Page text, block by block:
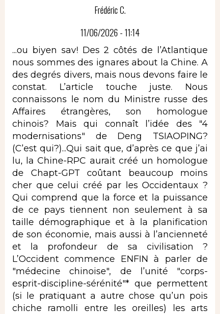
Frédéric C.
11/06/2026 - 11:14
...ou biyen sav! Des 2 côtés de l’Atlantique
nous sommes des ignares about la Chine. A
des degrés divers, mais nous devons faire le
constat. L’article touche juste. Nous
connaissons le nom du Ministre russe des
Affaires étrangères, son homologue
chinois? Mais qui connaît l’idée des "4
modernisations" de Deng TSIAOPING?
(C’est qui?)...Qui sait que, d’après ce que j’ai
lu, la Chine-RPC aurait créé un homologue
de Chapt-GPT coûtant beaucoup moins
cher que celui créé par les Occidentaux ?
Qui comprend que la force et la puissance
de ce pays tiennent non seulement à sa
taille démographique et à la planification
de son économie, mais aussi à l’ancienneté
et la profondeur de sa civilisation ?
L’Occident commence ENFIN à parler de
"médecine chinoise", de l’unité "corps-
esprit-discipline-sérénité"* que permettent
(si le pratiquant a autre chose qu’un pois
chiche ramolli entre les oreilles) les arts